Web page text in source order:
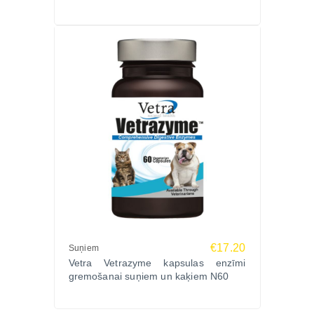
Uzturfizioloģiskās piedevas (vienā kapsulā)
Metilsulfonilmetāns (OptiMSM®) 300 mg
Glikozamīna hidrohlorīds (GlucosaGreen®) 225 mg
Hondroitīna sulfāts (ChondroPure®) 200 mg
C vitamīns (Ester-C®) 60 mg
Okeāna ūdens koncentrāts (Aquamin®) 50 mg
Nedenaturēts II tipa kolagēns (B-2Cool®) 15 mg
Aktīvo sastāvdaļu iedarbība
MSM palīdz uzturēt locītavu elastību un samazina
Glikozamīns palīdz uzturēt skrimšļu struktūru un
locītavu veselību.
Hondroitīns palīdz uzturēt skrimšļu elastību un
Suņiem €17.20
Vetra Vetrazyme kapsulas enzīmi
gremošanai suņiem un kaķiem N60